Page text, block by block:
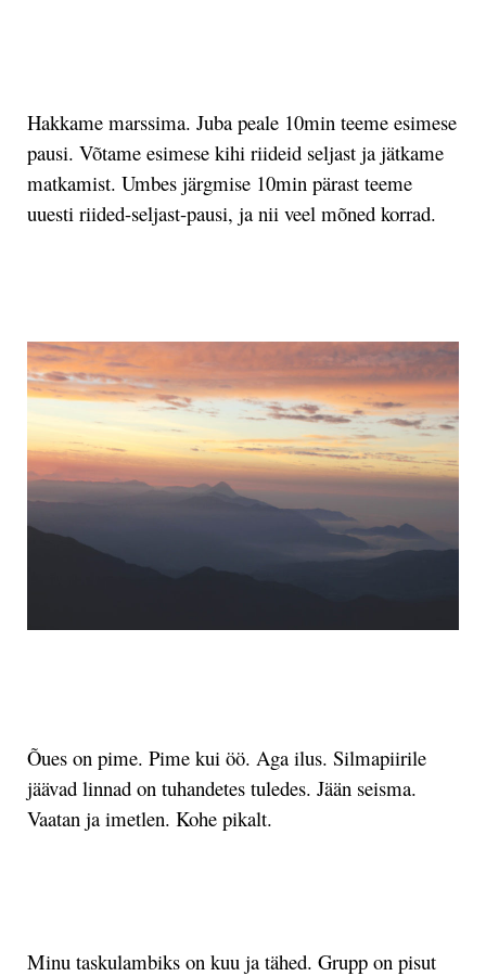
Hakkame marssima. Juba peale 10min teeme esimese
pausi. Võtame esimese kihi riideid seljast ja jätkame
matkamist. Umbes järgmise 10min pärast teeme
uuesti riided-seljast-pausi, ja nii veel mõned korrad.
Õues on pime. Pime kui öö. Aga ilus. Silmapiirile
jäävad linnad on tuhandetes tuledes. Jään seisma.
Vaatan ja imetlen. Kohe pikalt.
Minu taskulambiks on kuu ja tähed. Grupp on pisut